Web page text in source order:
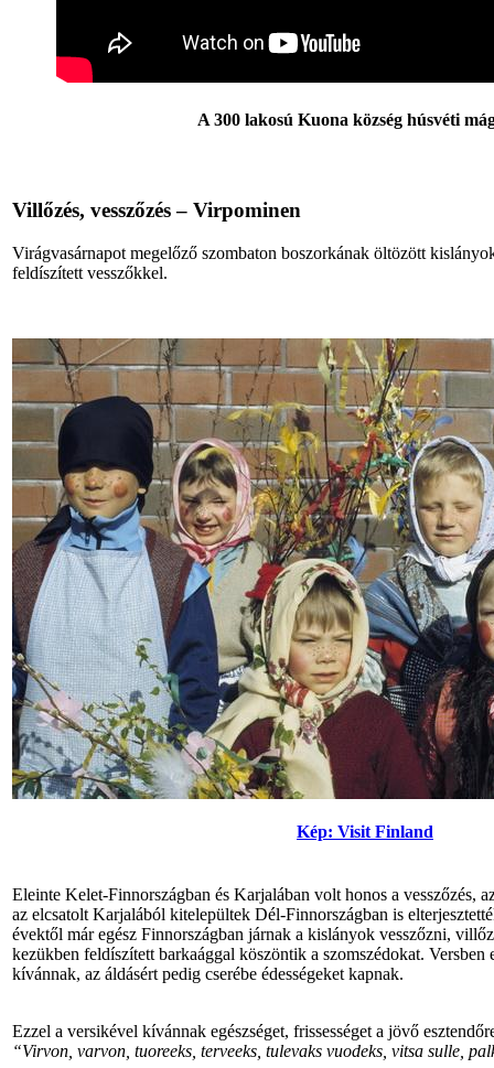
A 300 lakosú Kuona község húsvéti
Villőzés, vesszőzés – Virpominen
Virágvasárnapot megelőző szombaton boszorkának öltözött
feldíszített vesszőkkel.
Kép: Visit Finland
Eleinte Kelet-Finnországban és Karjalában volt honos a vesszőzés,
az elcsatolt Karjalából kitelepültek Dél-Finnországban is
évektől már egész Finnországban járnak a kislányok vesszőzni,
kezükben feldíszített barkaággal köszöntik a szomszédokat. Versben
kívánnak, az áldásért pedig cserébe édességeket kapnak.
Ezzel a versikével kívánnak egészséget, frissességet a jövő
“Virvon, varvon, tuoreeks, terveeks, tulevaks vuodeks, vitsa sulle,